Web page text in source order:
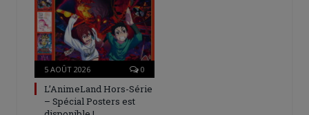
5 AOÛT 2026 0
L’AnimeLand Hors-Série
– Spécial Posters est